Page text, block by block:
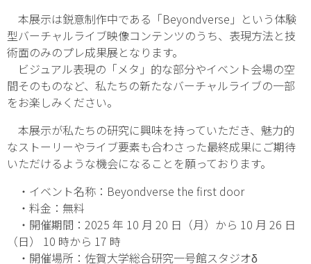
本展示は鋭意制作中である「Beyondverse」という体験
型バーチャルライブ映像コンテンツのうち、表現方法と技
術面のみのプレ成果展となります。
ビジュアル表現の「メタ」的な部分やイベント会場の空
間そのものなど、私たちの新たなバーチャルライブの一部
をお楽しみください。
本展示が私たちの研究に興味を持っていただき、魅力的
なストーリーやライブ要素も合わさった最終成果にご期待
いただけるような機会になることを願っております。
・イベント名称：Beyondverse the first door
・料金：無料
・開催期間：2025 年 10 月 20 日（月）から 10 月 26 日
（日） 10 時から 17 時
・開催場所：佐賀大学総合研究一号館スタジオδ